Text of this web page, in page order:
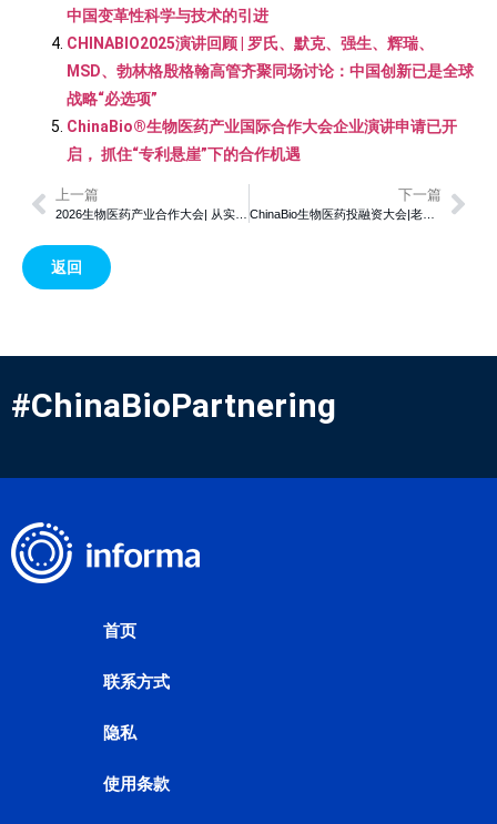
中国变革性科学与技术的引进
CHINABIO2025演讲回顾 | 罗氏、默克、强生、辉瑞、
MSD、勃林格殷格翰高管齐聚同场讨论：中国创新已是全球
战略“必选项”
ChinaBio®生物医药产业国际合作大会企业演讲申请已开
启， 抓住“专利悬崖”下的合作机遇
上一篇 下一篇
ChinaBio生物医药投融资大会|老药硫乌拉坦激活神经再生机制，或为脊髓损伤带来新疗法
返回
#ChinaBioPartnering
首页
联系方式
隐私
使用条款